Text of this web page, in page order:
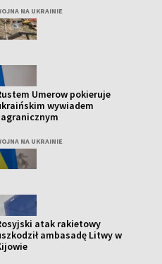
NA UKRAINIE
Umerow pokieruje
wywiadem
NA UKRAINIE
atak rakietowy
ambasadę Litwy w